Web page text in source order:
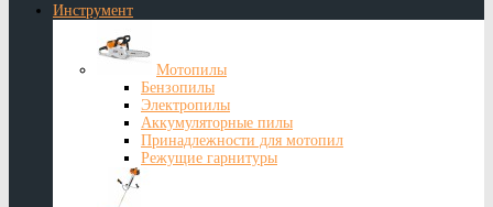
Инструмент
Мотопилы
Бензопилы
Электропилы
Аккумуляторные пилы
Принадлежности для мотопил
Режущие гарнитуры